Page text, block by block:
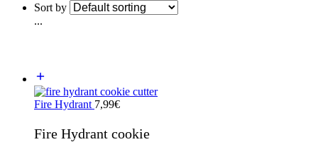
Sort by
...
Fire Hydrant 7,99€
Fire Hydrant cookie